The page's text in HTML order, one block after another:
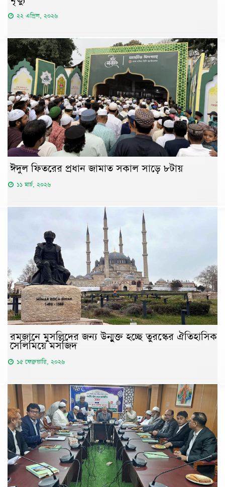
২২ এপ্রিল, ২০২৬
ঈদুল ফিতরের প্রধান জামাত সকাল সাড়ে ৮টায়
১১ মার্চ, ২০২৬
রমজানে মুসল্লিদের জন্য উন্মুক্ত হচ্ছে তুরস্কের ঐতিহাসিক
সেলিমিয়ে মসজিদ
১৫ ফেব্রুয়ারি, ২০২৬